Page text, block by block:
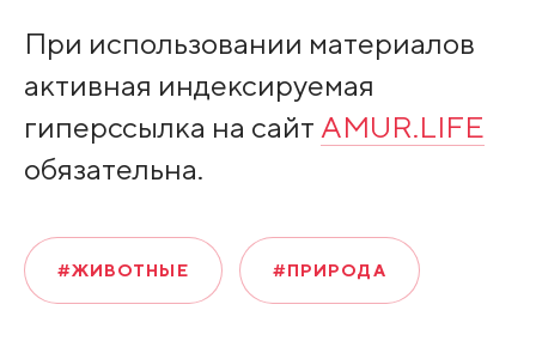
При использовании материалов
активная индексируемая
гиперссылка на сайт AMUR.LIFE
обязательна.
#ЖИВОТНЫЕ #ПРИРОДА